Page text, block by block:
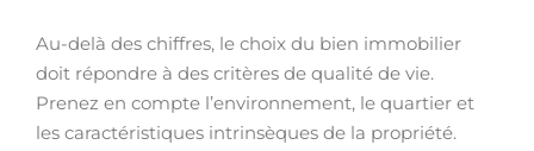
Au-delà des chiffres, le choix du bien immobilier
doit répondre à des critères de qualité de vie.
Prenez en compte l’environnement, le quartier et
les caractéristiques intrinsèques de la propriété.